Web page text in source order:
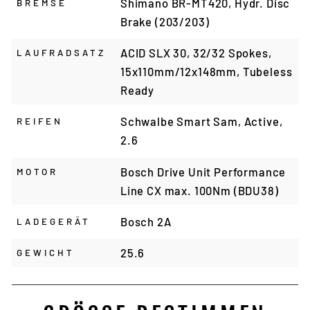
BREMSE
Shimano BR-MT420, Hydr. Disc
Brake (203/203)
LAUFRADSATZ
ACID SLX 30, 32/32 Spokes,
15x110mm/12x148mm, Tubeless
Ready
REIFEN
Schwalbe Smart Sam, Active,
2.6
MOTOR
Bosch Drive Unit Performance
Line CX max. 100Nm (BDU38)
LADEGERÄT Bosch 2A
GEWICHT 25.6